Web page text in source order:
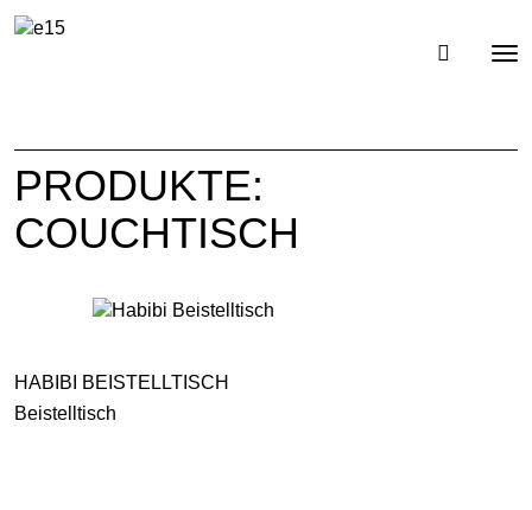
PRODUKTE:
COUCHTISCH
HABIBI BEISTELLTISCH
Beistelltisch